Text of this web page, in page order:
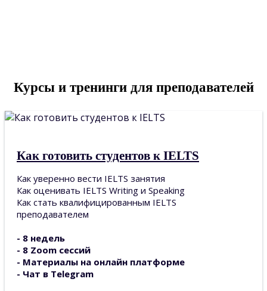
Курсы и тренинги для преподавателей
Как готовить студентов к IELTS
Как уверенно вести IELTS занятия
Как оценивать IELTS Writing и Speaking
Как стать квалифицированным IELTS
преподавателем
- 8 недель
- 8 Zoom сессий
- Материалы на онлайн платформе
- Чат в Telegram